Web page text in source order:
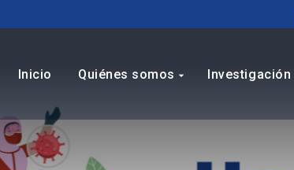
Inicio Quiénes somos arrow_drop_down Investigación